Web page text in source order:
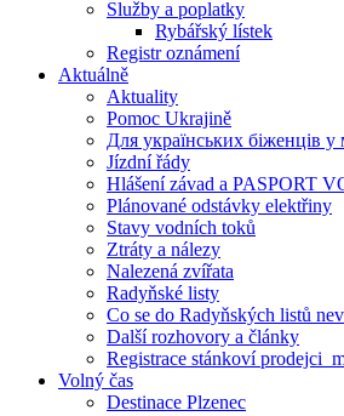
Služby a poplatky
Rybářský lístek
Registr oznámení
Aktuálně
Aktuality
Pomoc Ukrajině
Для українських біженців у
Jízdní řády
Hlášení závad a PASPORT
Plánované odstávky elektřiny
Stavy vodních toků
Ztráty a nálezy
Nalezená zvířata
Radyňské listy
Co se do Radyňských listů
Další rozhovory a články
Registrace stánkoví
Volný čas
Destinace Plzenec